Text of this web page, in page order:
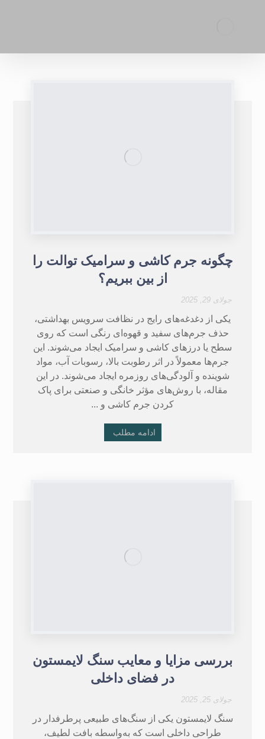
چگونه جرم کاشی و سرامیک توالت را
از بین ببریم؟
جولای 29, 2025
یکی از دغدغه‌های رایج در نظافت سرویس بهداشتی،
حذف جرم‌های سفید و قهوه‌ای رنگی است که روی
سطح یا درزهای کاشی و سرامیک ایجاد می‌شوند. این
جرم‌ها معمولاً در اثر رطوبت بالا، رسوبات آب، مواد
شوینده و آلودگی‌های روزمره ایجاد می‌شوند. در این
مقاله، با روش‌های مؤثر خانگی و صنعتی برای پاک
کردن جرم کاشی و ...
ادامه مطلب
بررسی مزایا و معایب سنگ لایمستون
در فضای داخلی
جولای 25, 2025
سنگ لایمستون یکی از سنگ‌های طبیعی پرطرفدار در
طراحی داخلی است که به‌واسطه بافت لطیف،